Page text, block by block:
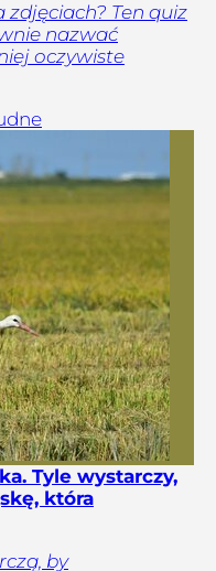
zdjęciach? Ten quiz
nazwać
oczywiste
Tyle wystarczy,
która
by